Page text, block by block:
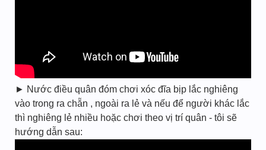
► Nước điều quân đóm chơi xóc đĩa bịp lắc nghiêng
vào trong ra chẵn , ngoài ra lẻ và nếu để người khác lắc
thì nghiêng lẻ nhiều hoặc chơi theo vị trí quân - tôi sẽ
hướng dẫn sau: